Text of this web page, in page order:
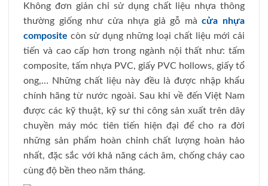
Không đơn giản chỉ sử dụng chất liệu nhựa thông
thường giống như cửa nhựa giả gỗ màcửa nhựa
composite còn sử dụng những loại chất liệu mới cải
tiến và cao cấp hơn trong ngành nội thất như: tấm
composite, tấm nhựa PVC, giấy PVC hollows, giấy tổ
ong,… Những chất liệu này đều là được nhập khẩu
chính hãng từ nước ngoài. Sau khi về đến Việt Nam
được các kỹ thuật, kỹ sư thi công sản xuất trên dây
chuyền máy móc tiên tiến hiện đại để cho ra đời
những sản phẩm hoàn chỉnh chất lượng hoàn hảo
nhất, đặc sắc với khả năng cách âm, chống cháy cao
cùng độ bền theo năm tháng.